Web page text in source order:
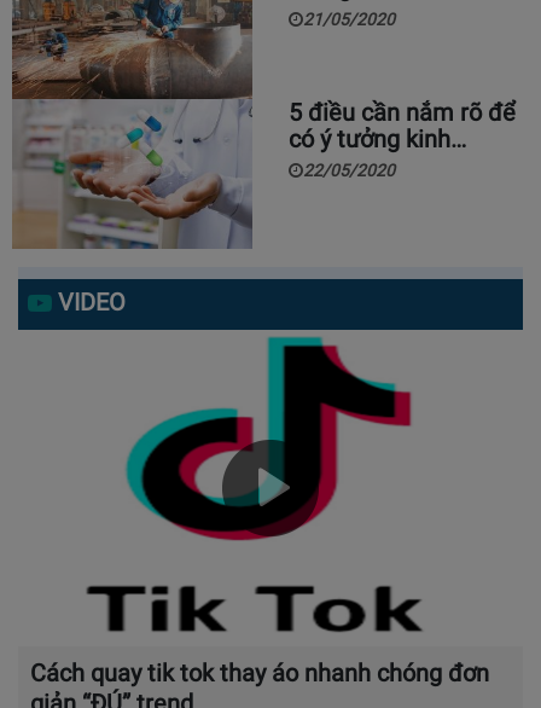
21/05/2020
5 điều cần nắm rõ để
có ý tưởng kinh…
22/05/2020
VIDEO
Cách quay tik tok thay áo nhanh chóng đơn